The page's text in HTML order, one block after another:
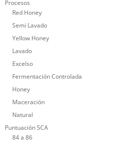
Procesos
Red Honey
Semi Lavado
Yellow Honey
Lavado
Excelso
Fermentación Controlada
Honey
Maceración
Natural
Puntuación SCA
84 a 86